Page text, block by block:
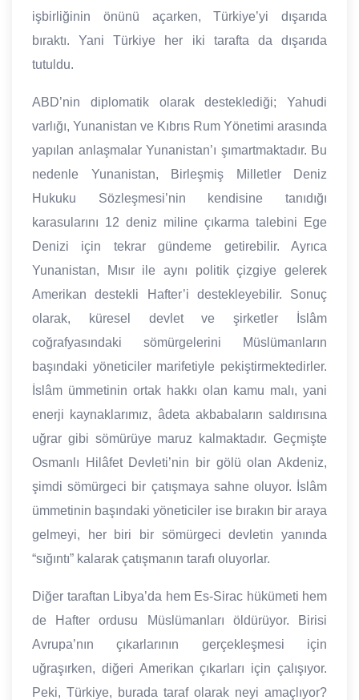
işbirliğinin önünü açarken, Türkiye’yi dışarıda
bıraktı. Yani Türkiye her iki tarafta da dışarıda
tutuldu.
ABD’nin diplomatik olarak desteklediği; Yahudi
varlığı, Yunanistan ve Kıbrıs Rum Yönetimi arasında
yapılan anlaşmalar Yunanistan’ı şımartmaktadır. Bu
nedenle Yunanistan, Birleşmiş Milletler Deniz
Hukuku Sözleşmesi’nin kendisine tanıdığı
karasularını 12 deniz miline çıkarma talebini Ege
Denizi için tekrar gündeme getirebilir. Ayrıca
Yunanistan, Mısır ile aynı politik çizgiye gelerek
Amerikan destekli Hafter’i destekleyebilir. Sonuç
olarak, küresel devlet ve şirketler İslâm
coğrafyasındaki sömürgelerini Müslümanların
başındaki yöneticiler marifetiyle pekiştirmektedirler.
İslâm ümmetinin ortak hakkı olan kamu malı, yani
enerji kaynaklarımız, âdeta akbabaların saldırısına
uğrar gibi sömürüye maruz kalmaktadır. Geçmişte
Osmanlı Hilâfet Devleti’nin bir gölü olan Akdeniz,
şimdi sömürgeci bir çatışmaya sahne oluyor. İslâm
ümmetinin başındaki yöneticiler ise bırakın bir araya
gelmeyi, her biri bir sömürgeci devletin yanında
“sığıntı” kalarak çatışmanın tarafı oluyorlar.
Diğer taraftan Libya’da hem Es-Sirac hükümeti hem
de Hafter ordusu Müslümanları öldürüyor. Birisi
Avrupa’nın çıkarlarının gerçekleşmesi için
uğraşırken, diğeri Amerikan çıkarları için çalışıyor.
Peki, Türkiye, burada taraf olarak neyi amaçlıyor?